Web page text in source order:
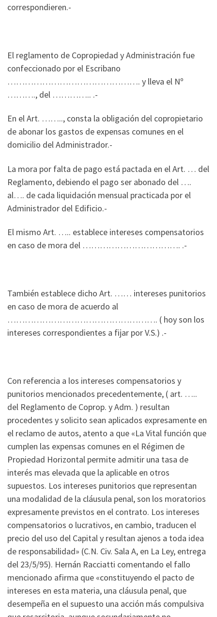
correspondieren.-
El reglamento de Copropiedad y Administración fue
confeccionado por el Escribano
………………………………………. y lleva el Nº
………., del ………….. .-
En el Art. …….., consta la obligación del copropietario
de abonar los gastos de expensas comunes en el
domicilio del Administrador.-
La mora por falta de pago está pactada en el Art. … del
Reglamento, debiendo el pago ser abonado del ….
al…. de cada liquidación mensual practicada por el
Administrador del Edificio.-
El mismo Art. ….. establece intereses compensatorios
en caso de mora del ……………………………. .-
También establece dicho Art. …… intereses punitorios
en caso de mora de acuerdo al
……………………………………………. ( hoy son los
intereses correspondientes a fijar por V.S.) .-
Con referencia a los intereses compensatorios y
punitorios mencionados precedentemente, ( art. …..
del Reglamento de Coprop. y Adm. ) resultan
procedentes y solicito sean aplicados expresamente en
el reclamo de autos, atento a que «La Vital función que
cumplen las expensas comunes en el Régimen de
Propiedad Horizontal permite admitir una tasa de
interés mas elevada que la aplicable en otros
supuestos. Los intereses punitorios que representan
una modalidad de la cláusula penal, son los moratorios
expresamente previstos en el contrato. Los intereses
compensatorios o lucrativos, en cambio, traducen el
precio del uso del Capital y resultan ajenos a toda idea
de responsabilidad» (C.N. Civ. Sala A, en La Ley, entrega
del 23/5/95). Hernán Racciatti comentando el fallo
mencionado afirma que «constituyendo el pacto de
intereses en esta materia, una cláusula penal, que
desempeña en el supuesto una acción más compulsiva